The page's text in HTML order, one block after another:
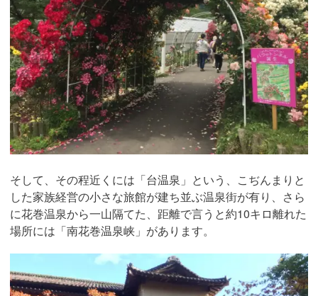
そして、その程近くには「台温泉」という、こぢんまりと
した家族経営の小さな旅館が建ち並ぶ温泉街が有り、さら
に花巻温泉から一山隔てた、距離で言うと約10キロ離れた
場所には「南花巻温泉峡」があります。